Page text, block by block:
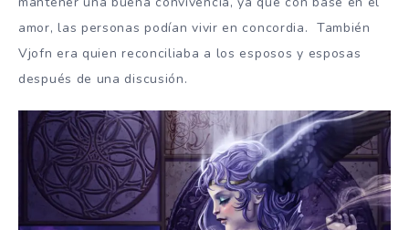
amor, las personas podían vivir en concordia. También
Vjofn era quien reconciliaba a los esposos y esposas
después de una discusión.